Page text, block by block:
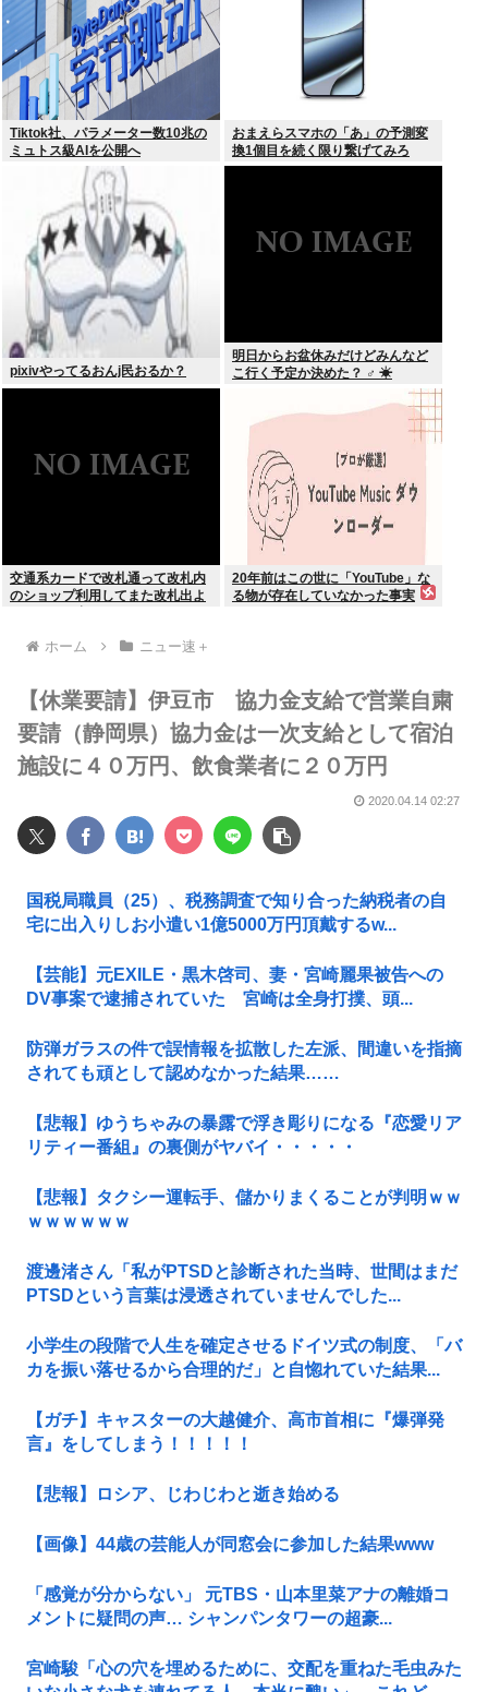
Tiktok社、パラメーター数10兆の
ミュトス級AIを公開へ
おまえらスマホの「あ」の予測変
換1個目を続く限り繋げてみろ
www
pixivやってるおんj民おるか？
明日からお盆休みだけどみんなど
こ行く予定か決めた？ ‍♂ ☀
交通系カードで改札通って改札内
のショップ利用してまた改札出よ
20年前はこの世に「YouTube」な
る物が存在していなかった事実
ホーム ニュー速＋
【休業要請】伊豆市 協力金支給で営業自粛
要請（静岡県）協力金は一次支給として宿泊
施設に４０万円、飲食業者に２０万円
2020.04.14 02:27
国税局職員（25）、税務調査で知り合った納税者の自
宅に出入りしお小遣い1億5000万円頂戴するw...
【芸能】元EXILE・黒木啓司、妻・宮崎麗果被告への
DV事案で逮捕されていた 宮崎は全身打撲、頭...
防弾ガラスの件で誤情報を拡散した左派、間違いを指摘
されても頑として認めなかった結果……
【悲報】ゆうちゃみの暴露で浮き彫りになる『恋愛リア
リティー番組』の裏側がヤバイ・・・・・
【悲報】タクシー運転手、儲かりまくることが判明ｗｗ
ｗｗｗｗｗｗ
渡邊渚さん「私がPTSDと診断された当時、世間はまだ
PTSDという言葉は浸透されていませんでした...
小学生の段階で人生を確定させるドイツ式の制度、「バ
カを振い落せるから合理的だ」と自惚れていた結果...
【ガチ】キャスターの大越健介、高市首相に『爆弾発
言』をしてしまう！！！！！
【悲報】ロシア、じわじわと逝き始める
【画像】44歳の芸能人が同窓会に参加した結果www
「感覚が分からない」 元TBS・山本里菜アナの離婚コ
メントに疑問の声… シャンパンタワーの超豪...
宮崎駿「心の穴を埋めるために、交配を重ねた毛虫みた